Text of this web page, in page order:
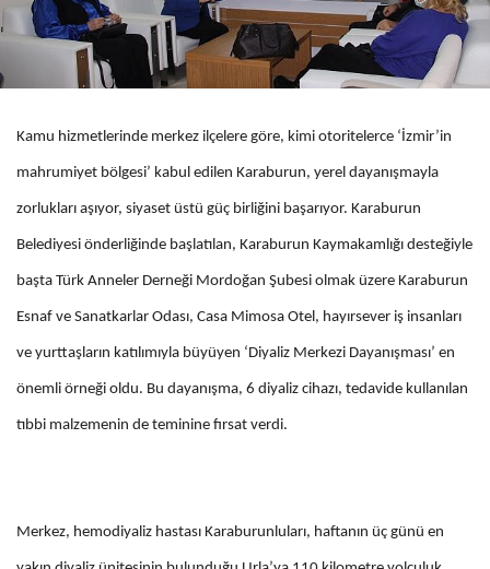
Kamu hizmetlerinde merkez ilçelere göre, kimi otoritelerce ‘İzmir’in
mahrumiyet bölgesi’ kabul edilen Karaburun, yerel dayanışmayla
zorlukları aşıyor, siyaset üstü güç birliğini başarıyor. Karaburun
Belediyesi önderliğinde başlatılan, Karaburun Kaymakamlığı desteğiyle
başta Türk Anneler Derneği Mordoğan Şubesi olmak üzere Karaburun
Esnaf ve Sanatkarlar Odası, Casa Mimosa Otel, hayırsever iş insanları
ve yurttaşların katılımıyla büyüyen ‘Diyaliz Merkezi Dayanışması’ en
önemli örneği oldu. Bu dayanışma, 6 diyaliz cihazı, tedavide kullanılan
tıbbi malzemenin de teminine fırsat verdi.
Merkez, hemodiyaliz hastası Karaburunluları, haftanın üç günü en